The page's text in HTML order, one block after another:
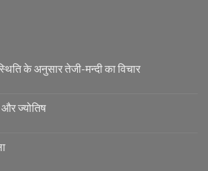
के अनुसार तेजी-मन्दी का विचार
और ज्योतिष